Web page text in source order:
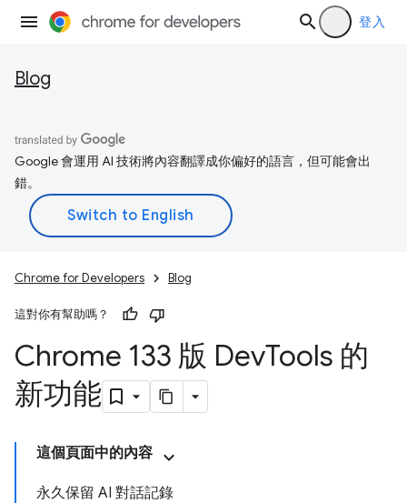
登入
Blog
Google 會運用 AI 技術將內容翻譯成你偏好的語言，但可能會出
錯。
Chrome for Developers Blog
這對你有幫助嗎？
Chrome 133 版 DevTools 的
新功能
這個頁面中的內容
永久保留 AI 對話記錄